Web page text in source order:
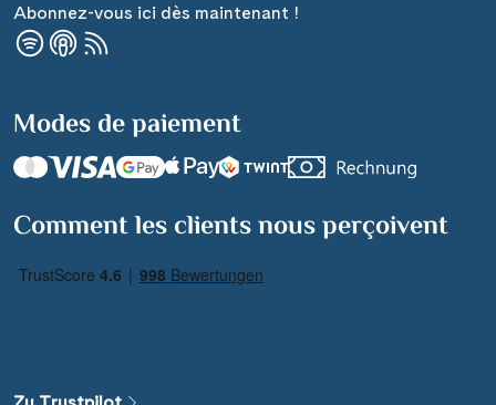
Abonnez-vous ici dès maintenant !
Modes de paiement
Comment les clients nous perçoivent